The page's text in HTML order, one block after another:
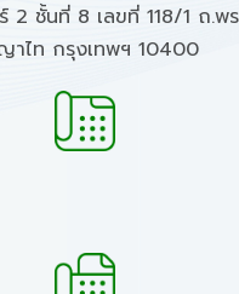
2 ชั้นที่ 8 เลขที่ 118/1 ถ.พ
ไท กรุงเทพฯ 10400